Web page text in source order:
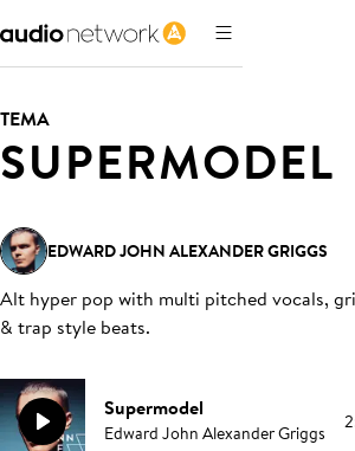
TEMA
SUPERMODEL
EDWARD JOHN ALEXANDER GRIGGS
Alt hyper pop with multi pitched vocals,
& trap style beats.
Supermodel
Edward John Alexander Griggs